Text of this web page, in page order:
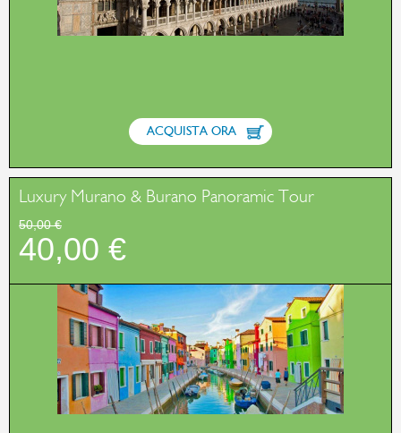
ACQUISTA ORA
Luxury Murano & Burano Panoramic Tour
50,00 €
40,00 €